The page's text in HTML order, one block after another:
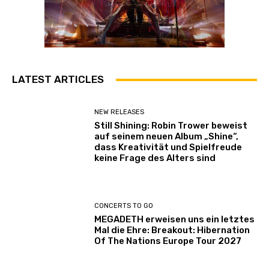
LATEST ARTICLES
NEW RELEASES
Still Shining: Robin Trower beweist
auf seinem neuen Album „Shine“,
dass Kreativität und Spielfreude
keine Frage des Alters sind
CONCERTS TO GO
MEGADETH erweisen uns ein letztes
Mal die Ehre: Breakout: Hibernation
Of The Nations Europe Tour 2027